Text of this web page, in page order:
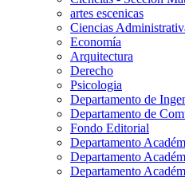
artes escenicas
Ciencias
Economía
Arquitectura
Derecho
Psicologia
Departamento de
Departamento de
Fondo Editorial
Departamento
Departamento
Departamento